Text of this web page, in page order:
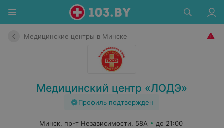
Медицинские центры в Минске
Медицинский центр «ЛОДЭ»
Профиль подтвержден
Минск, пр-т Независимости, 58А
до 21:00